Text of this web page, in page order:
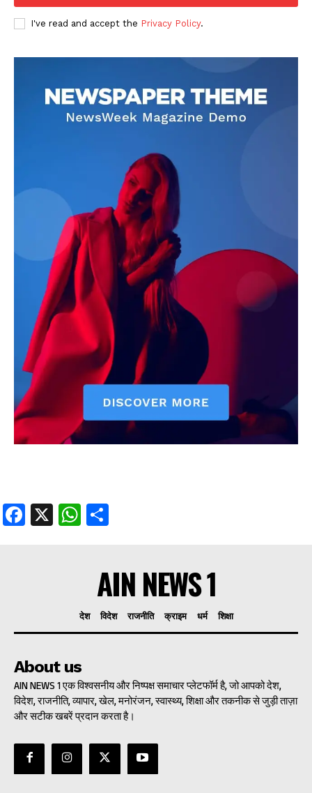
DOWNLOAD NOW
AIN NEWS 1
Contact Us
About Us
Privacy Policy
Terms of Use Agreement
Facebook
X WhatsApp
Share
I've read and accept the Privacy Policy.
Facebook
X WhatsApp
AIN NEWS 1
देश विदेश राजनीति क्राइम धर्म शिक्षा
About us
AIN NEWS 1 एक विश्वसनीय और निष्पक्ष समाचार प्लेटफॉर्म है, जो आपको देश,
विदेश, राजनीति, व्यापार, खेल, मनोरंजन, स्वास्थ्य, शिक्षा और तकनीक से जुड़ी ताज़ा
और सटीक खबरें प्रदान करता है।